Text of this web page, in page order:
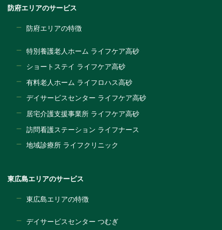
防府エリアのサービス
防府エリアの特徴
特別養護老人ホーム ライフケア高砂
ショートステイ ライフケア高砂
有料老人ホーム ライフロハス高砂
デイサービスセンター ライフケア高砂
居宅介護支援事業所 ライフケア高砂
訪問看護ステーション ライフナース
地域診療所 ライフクリニック
東広島エリアのサービス
東広島エリアの特徴
デイサービスセンター つむぎ